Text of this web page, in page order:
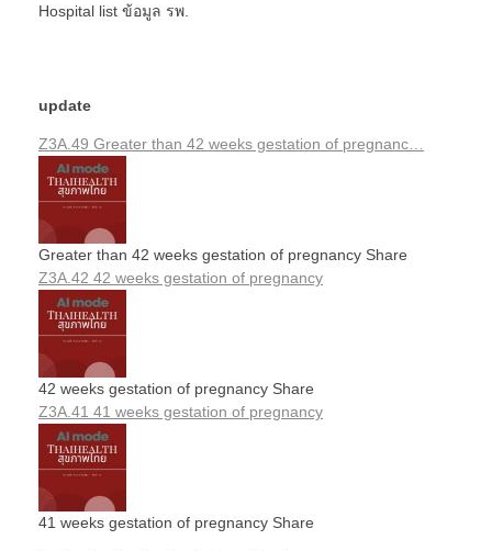
Hospital list ข้อมูล รพ.
update
Z3A.49 Greater than 42 weeks gestation of pregnanc…
Greater than 42 weeks gestation of pregnancy Share
Z3A.42 42 weeks gestation of pregnancy
42 weeks gestation of pregnancy Share
Z3A.41 41 weeks gestation of pregnancy
41 weeks gestation of pregnancy Share